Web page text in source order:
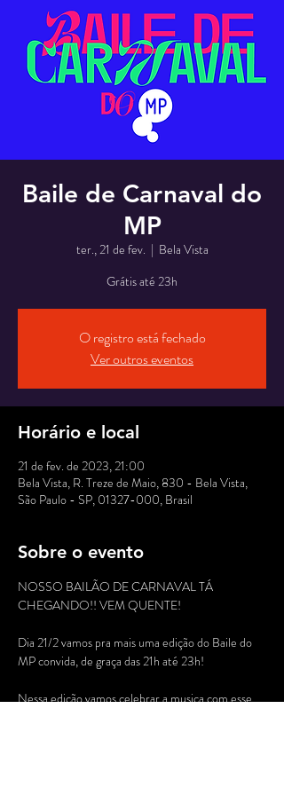
Baile de Carnaval do
MP
ter., 21 de fev.
  |
Bela Vista
Grátis até 23h
O registro está fechado
Ver outros eventos
Horário e local
21 de fev. de 2023, 21:00
Bela Vista, R. Treze de Maio, 830 - Bela Vista,
São Paulo - SP, 01327-000, Brasil
Sobre o evento
NOSSO BAILÃO DE CARNAVAL TÁ
CHEGANDO!! VEM QUENTE!
Dia 21/2 vamos pra mais uma edição do Baile do
MP convida, de graça das 21h até 23h!
Nessa edição vamos celebrar a musica com esse